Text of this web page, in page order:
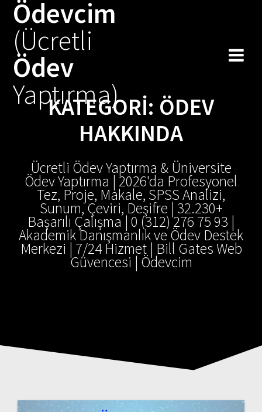
Ödevcim
(Ücretli
Ödev
Yaptırma)
KATEGORI: ÖDEV
HAKKINDA
Ücretli Ödev Yaptırma & Üniversite
Ödev Yaptırma | 2026'da Profesyonel
Tez, Proje, Makale, SPSS Analizi,
Sunum, Çeviri, Deşifre | 32.230+
Başarılı Çalışma | 0 (312) 276 75 93 |
Akademik Danışmanlık ve Ödev Destek
Merkezi | 7/24 Hizmet | Bill Gates Web
Güvencesi | Ödevcim